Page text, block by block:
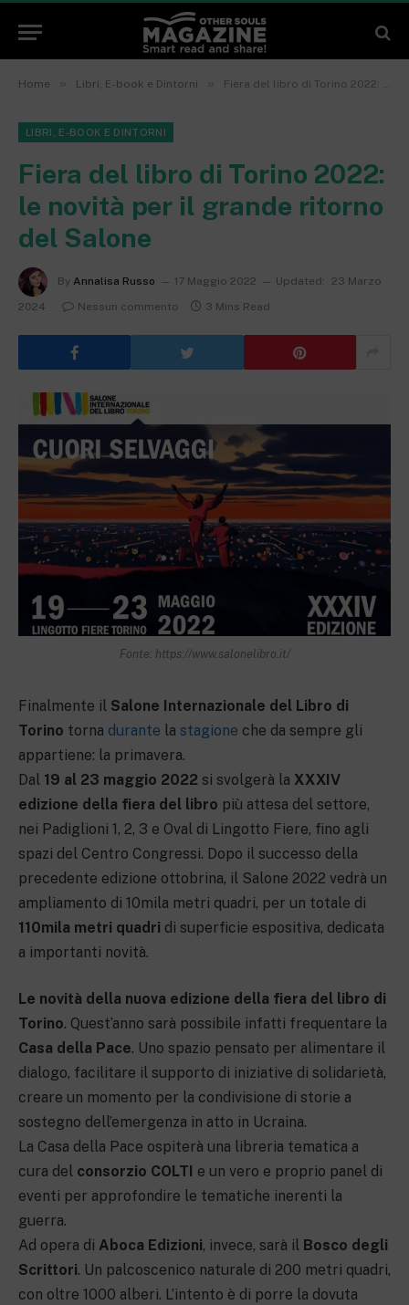
Home » Libri, E-book e Dintorni » Fiera del libro di Torino 2022: le novità per il grande ritorno del Salone
LIBRI, E-BOOK E DINTORNI
Fiera del libro di Torino 2022:
le novità per il grande ritorno
del Salone
By Annalisa Russo 17 Maggio 2022 Updated:
23 Marzo
2024
Nessun commento 3 Mins Read
Fonte: https://www.salonelibro.it/
Finalmente il Salone Internazionale del Libro di
Torino torna durante la stagione che da sempre gli
appartiene: la primavera.
Dal 19 al 23 maggio 2022 si svolgerà la XXXIV
edizione della fiera del libro più attesa del settore,
nei Padiglioni 1, 2, 3 e Oval di Lingotto Fiere, fino agli
spazi del Centro Congressi. Dopo il successo della
precedente edizione ottobrina, il Salone 2022 vedrà un
ampliamento di 10mila metri quadri, per un totale di
110mila metri quadri di superficie espositiva, dedicata
a importanti novità.
Le novità della nuova edizione della fiera del libro di
Torino. Quest’anno sarà possibile infatti frequentare la
Casa della Pace. Uno spazio pensato per alimentare il
dialogo, facilitare il supporto di iniziative di solidarietà,
creare un momento per la condivisione di storie a
sostegno dell’emergenza in atto in Ucraina.
La Casa della Pace ospiterà una libreria tematica a
cura del consorzio COLTI e un vero e proprio panel di
eventi per approfondire le tematiche inerenti la
guerra.
Ad opera di Aboca Edizioni, invece, sarà il Bosco degli
Scrittori. Un palcoscenico naturale di 200 metri quadri,
con oltre 1000 alberi. L’intento è di porre la dovuta